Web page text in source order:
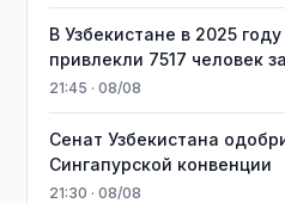
В Узбекистане в 2025
привлекли 7517 человек
21:45 · 08/08
Сенат Узбекистана
Сингапурской конвенции
21:30 · 08/08